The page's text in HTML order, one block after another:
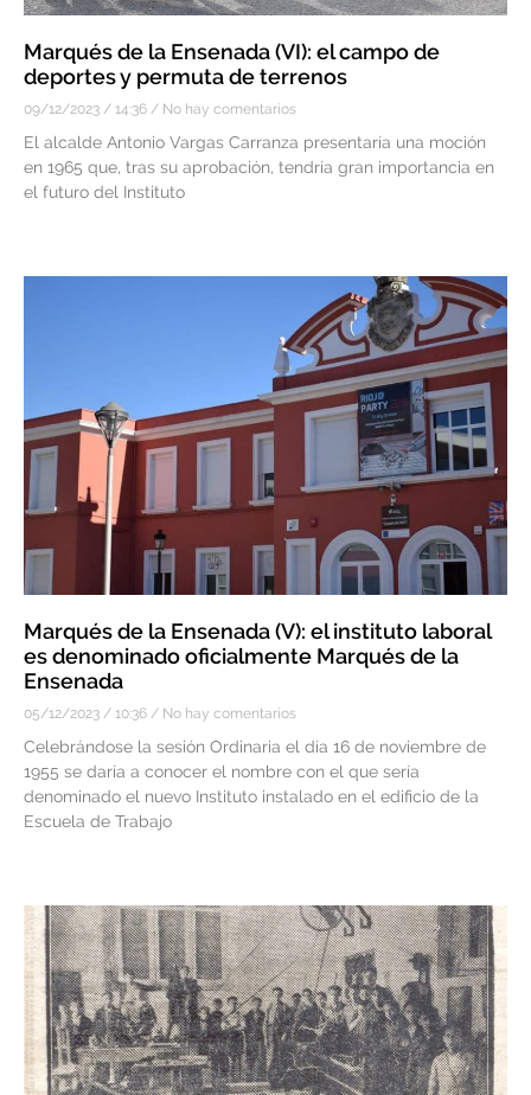
Marqués de la Ensenada (VI): el campo de
deportes y permuta de terrenos
09/12/2023 14:36 No hay comentarios
El alcalde Antonio Vargas Carranza presentaría una moción
en 1965 que, tras su aprobación, tendría gran importancia en
el futuro del Instituto
Marqués de la Ensenada (V): el instituto laboral
es denominado oficialmente Marqués de la
Ensenada
05/12/2023 10:36 No hay comentarios
Celebrándose la sesión Ordinaria el día 16 de noviembre de
1955 se daría a conocer el nombre con el que sería
denominado el nuevo Instituto instalado en el edificio de la
Escuela de Trabajo